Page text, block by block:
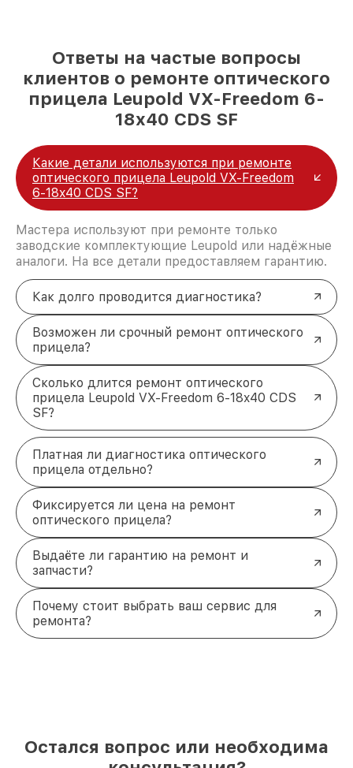
Ответы на частые вопросы
клиентов о ремонте оптического
прицела Leupold VX-Freedom 6-
18x40 CDS SF
Какие детали используются при ремонте
оптического прицела Leupold VX-Freedom
6-18x40 CDS SF?
Мастера используют при ремонте только
заводские комплектующие Leupold или надёжные
аналоги. На все детали предоставляем гарантию.
Как долго проводится диагностика?
Возможен ли срочный ремонт оптического
прицела?
Сколько длится ремонт оптического
прицела Leupold VX-Freedom 6-18x40 CDS
SF?
Платная ли диагностика оптического
прицела отдельно?
Фиксируется ли цена на ремонт
оптического прицела?
Выдаёте ли гарантию на ремонт и
запчасти?
Почему стоит выбрать ваш сервис для
ремонта?
Остался вопрос или необходима